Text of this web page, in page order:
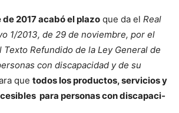
2017 acabó el pla­zo que da el Real
1/2013, de 29 de noviem­bre, por el
Tex­to Refun­di­do de la Ley Gen­er­al de
con dis­capaci­dad y de su
que todos los pro­duc­tos, ser­vi­cios y
para per­sonas con dis­capaci­